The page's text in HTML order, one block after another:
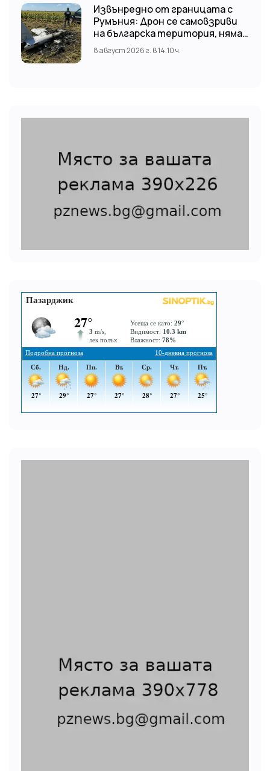
Извънредно от границата с
Румъния: Дрон се самовзриви
на българска територия, няма
щети
8 август 2026 г. в 14:10 ч.